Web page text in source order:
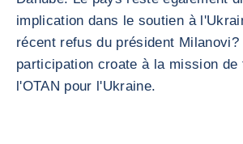
implication dans le soutien à
récent refus du président
participation croate à la mission de
l'OTAN pour l'Ukraine.